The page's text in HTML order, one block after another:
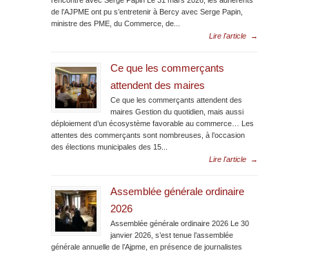
de l’AJPME ont pu s’entretenir à Bercy avec Serge Papin,
ministre des PME, du Commerce, de...
Lire l'article
→
Ce que les commerçants
attendent des maires
Ce que les commerçants attendent des
maires Gestion du quotidien, mais aussi
déploiement d’un écosystème favorable au commerce… Les
attentes des commerçants sont nombreuses, à l’occasion
des élections municipales des 15...
Lire l'article
→
Assemblée générale ordinaire
2026
Assemblée générale ordinaire 2026 Le 30
janvier 2026, s’est tenue l’assemblée
générale annuelle de l’Ajpme, en présence de journalistes